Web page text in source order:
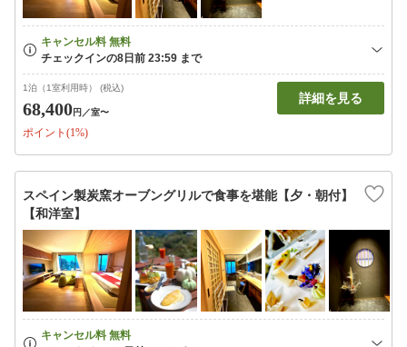
1泊（1室利用時） (税込)
68,400円 ／室〜
ポイント(1%)
詳細を見る
スペイン製炭窯オーブングリルで食事を堪能【夕・朝付】
【和洋室】